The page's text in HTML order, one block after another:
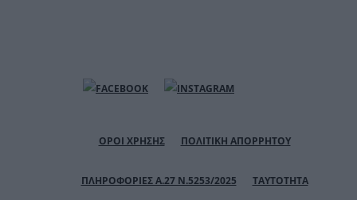
ΟΡΟΙ ΧΡΗΣΗΣ ΠΟΛΙΤΙΚΗ ΑΠΟΡΡΗΤΟΥ
ΠΛΗΡΟΦΟΡΙΕΣ Α.27 Ν.5253/2025 ΤΑΥΤΟΤΗΤΑ